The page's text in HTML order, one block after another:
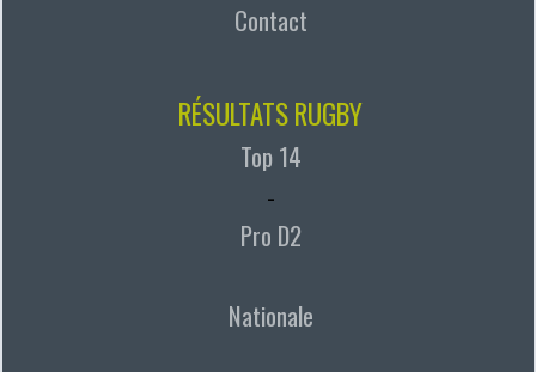
Contact
RÉSULTATS RUGBY
Top 14
-
Pro D2
Nationale